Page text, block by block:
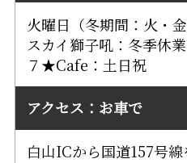
火曜日（冬期間：火・金
スカイ獅子吼：冬季休業
７★Cafe：土日祝
アクセス：お車で
白山ICから国道157号